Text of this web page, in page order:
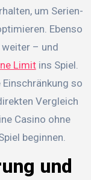
um Serien-
Ebenso
– und
Limitins Spiel.
so
Vergleich
Casino ohne
beginnen.
und